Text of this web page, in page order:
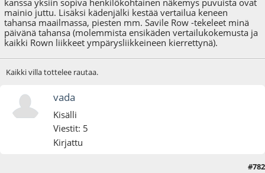
mainio juttu. Lisäksi kädenjälki kestää vertailua keneen
tahansa maailmassa, piesten mm. Savile Row -tekeleet minä
päivänä tahansa (molemmista ensikäden vertailukokemusta ja
kaikki Rown liikkeet ympärysliikkeineen kierrettynä).
Kaikki villa tottelee rautaa.
vada
Kisälli
Viestit: 5
Kirjattu
#782